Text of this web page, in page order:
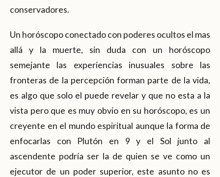
conservadores.
Un horóscopo conectado con poderes ocultos el mas
allá y la muerte, sin duda con un horóscopo
semejante las experiencias inusuales sobre las
fronteras de la percepción forman parte de la vida,
es algo que solo el puede revelar y que no esta a la
vista pero que es muy obvio en su horóscopo, es un
creyente en el mundo espiritual aunque la forma de
enfocarlas con Plutón en 9 y el Sol junto al
ascendente podría ser la de quien se ve como un
ejecutor de un poder superior, este asunto no es